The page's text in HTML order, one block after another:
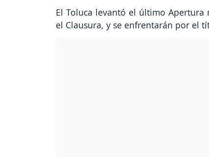
El Toluca levantó el último Apertura
el Clausura, y se enfrentarán por el